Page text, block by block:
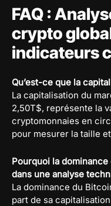
FAQ :
crypto
indicateurs
Qu’est-ce que la
La capitalisation du
2,50T$, représente la
cryptomonnaies en
pour mesurer la taille
Pourquoi la
dans une analyse
La dominance du
part de sa